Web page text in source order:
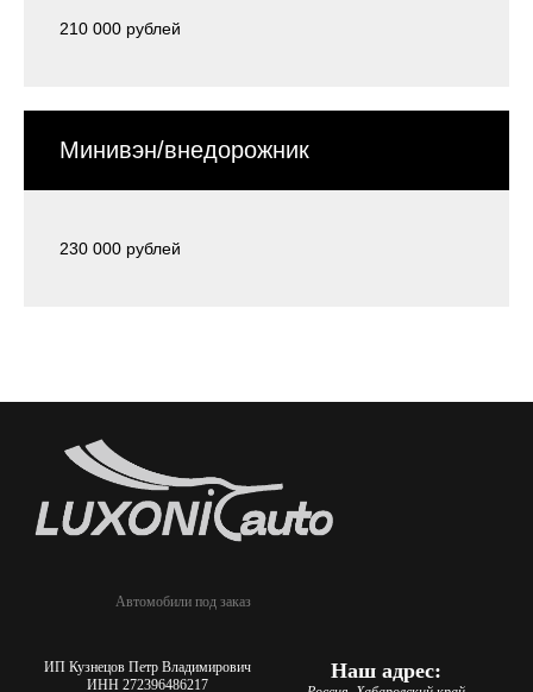
210 000 рублей
Минивэн/внедорожник
230 000 рублей
Автомобили под заказ
ИП Кузнецов Петр Владимирович
ИНН 272396486217
Наш адрес: